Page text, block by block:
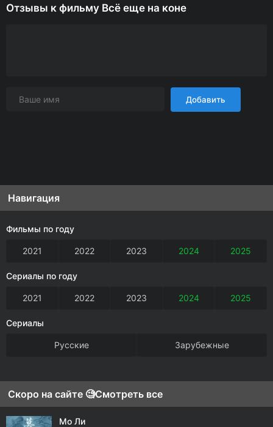
Отзывы к фильму Всё еще на коне
Добавить
Навигация
Фильмы по году
2021 2022 2023 2024 2025
Сериалы по году
2021 2022 2023 2024 2025
Сериалы
Русские Зарубежные
Скоро на сайте 🧐Смотреть все
Мо Ли